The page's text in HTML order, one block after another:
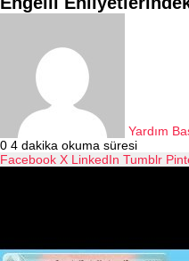
Yardım
0 4 dakika okuma süresi
Facebook X LinkedIn Tumblr